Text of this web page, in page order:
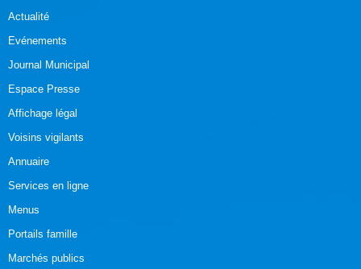
Actualité
Evénements
Journal Municipal
Espace Presse
Affichage légal
Voisins vigilants
Annuaire
Services en ligne
Menus
Portails famille
Marchés publics